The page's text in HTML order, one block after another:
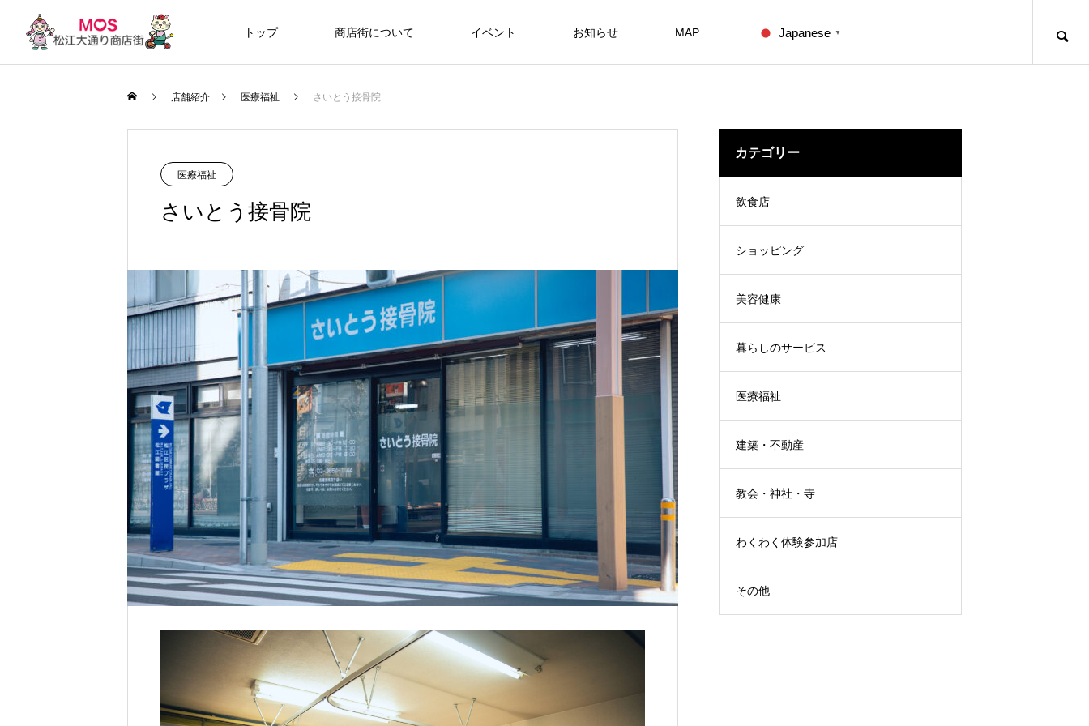
トップ 商店街について イベント お知らせ MAP Japanese ▼
店舗紹介 医療福祉 さいとう接骨院
医療福祉
さいとう接骨院
カテゴリー
飲食店
ショッピング
美容健康
暮らしのサービス
医療福祉
建築・不動産
教会・神社・寺
わくわく体験参加店
その他